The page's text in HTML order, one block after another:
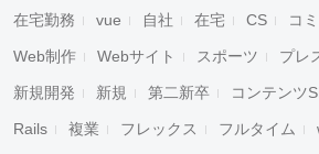
在宅勤務 vue 自社 在宅 CS コ
Web制作 Webサイト スポーツ プレ
新規開発 新規 第二新卒 コンテンツ
Rails 複業 フレックス フルタイム